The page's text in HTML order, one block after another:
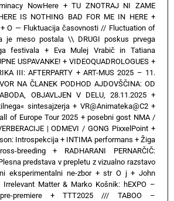
NowHere+TU ZNOTRAJ NI ZAME
IS NOTHING BAD FOR ME IN HERE+
O — Fluktuacija časovnosti // Fluctuation of
je meso postala \\ DRUGI poskus prvega
festivala + Eva Mulej Vrabič in Tatiana
USPAVANKE! + VIDEOQUADROLOGUES +
III: AFTERPARTY +ART-MUS 2025 – 11.
NA ČLANEK PODHOD AJDOVŠČINA: OD
OBJAVLJEN V DELU, 28.11.2025+
sintesajzerja+ VR@Animateka@C2+
of Europe Tour 2025 + posebni gost NMA /
| ODMEVI / GONG PixxelPoint +
Introspekcija+ INTIMA performans +Žiga
breeding+ RADHARANI PERNARČIČ:
predstava v prepletu z vizualno razstavo
eksperimentalni ne-zbor+str O j+John
Matter & Marko Košnik: hEXPO –
premiere+TTT2025 /// TABOO –